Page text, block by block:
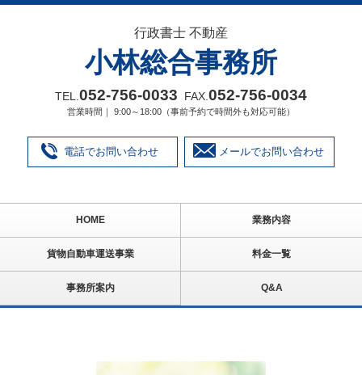
行政書士 不動産
小林総合事務所
TEL. 052‐756‐0033 FAX. 052‐756‐0034
営業時間｜ 9:00～18:00（事前予約で時間外も対応可能）
電話でお問い合わせ メールでお問い合わせ
HOME 業務内容
貨物自動車運送事業 料金一覧
事務所案内 Q&A